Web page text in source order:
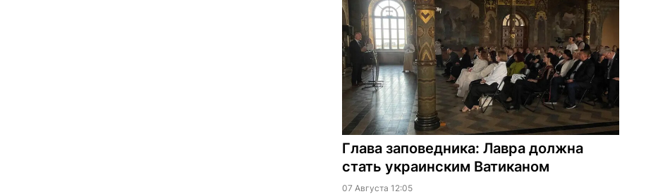
Глава заповедника: Лавра должна
стать украинским Ватиканом
07 Августа 12:05